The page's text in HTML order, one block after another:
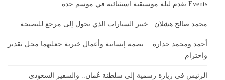
Events تقدم ليلة موسيقية استثنائية في موسم جدة
محمد صالح هشلان.. خبير السيارات الذي تحول إلى مرجع للنصيحة
أحمد ومحمد حدارة… بصمة إنسانية وأعمال خيرية جعلتهما محل تقدير
واحترام
الرئيس في زيارة رسمية إلى سلطنة عُمان.. والسفير السعودي